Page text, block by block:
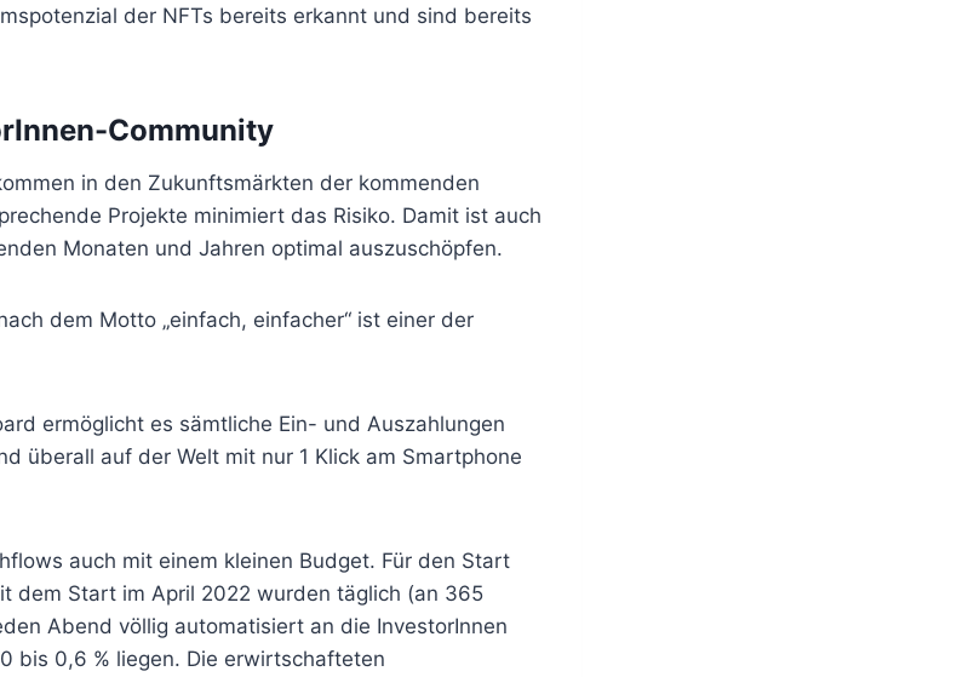
der NFTs bereits erkannt und sind bereits
Community
in den Zukunftsmärkten der kommenden
Projekte minimiert das Risiko. Damit ist auch
Monaten und Jahren optimal auszuschöpfen.
dem Motto „einfach, einfacher“ ist einer der
ermöglicht es sämtliche Ein- und Auszahlungen
überall auf der Welt mit nur 1 Klick am Smartphone
auch mit einem kleinen Budget. Für den Start
dem Start im April 2022 wurden täglich (an 365
Abend völlig automatisiert an die InvestorInnen
bis 0,6 % liegen. Die erwirtschafteten